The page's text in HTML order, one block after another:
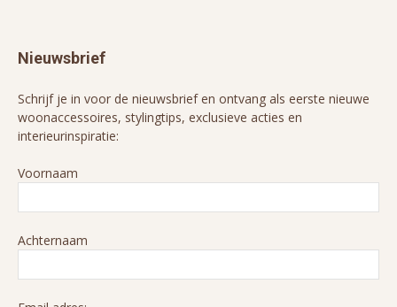
Nieuwsbrief
Schrijf je in voor de nieuwsbrief en ontvang als eerste nieuwe
woonaccessoires, stylingtips, exclusieve acties en
interieurinspiratie:
Voornaam
Achternaam